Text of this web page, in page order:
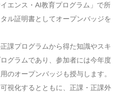
エンス・AI教育プログラム」で所
ル証明書としてオープンバッジを
課プログラムから得た知識やスキ
グラムであり、参加者には今年度
のオープンバッジも授与します。
視化するとともに、正課・正課外